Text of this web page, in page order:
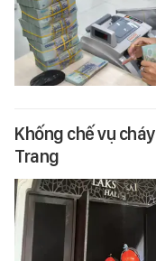
Khống chế vụ
Trang